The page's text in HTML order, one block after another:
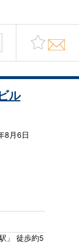
ル
8月6日
」 徒歩約5